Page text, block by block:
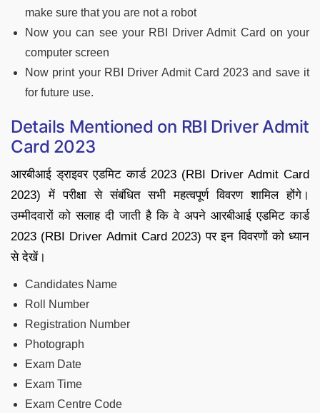
make sure that you are not a robot
Now you can see your RBI Driver Admit Card on your
computer screen
Now print your RBI Driver Admit Card 2023 and save it
for future use.
Details Mentioned on RBI Driver Admit
Card 2023
आरबीआई ड्राइवर एडमिट कार्ड 2023 (RBI Driver Admit Card
2023) में परीक्षा से संबंधित सभी महत्वपूर्ण विवरण शामिल होंगे।
उम्मीदवारों को सलाह दी जाती है कि वे अपने आरबीआई एडमिट कार्ड
2023 (RBI Driver Admit Card 2023) पर इन विवरणों को ध्यान
से देखें।
Candidates Name
Roll Number
Registration Number
Photograph
Exam Date
Exam Time
Exam Centre Code